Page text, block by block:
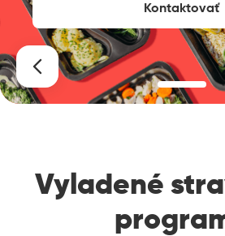
Kontaktovať
Vyladené